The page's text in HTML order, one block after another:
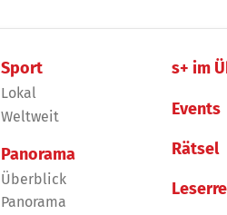
Sport
Lokal
Weltweit
Panorama
Überblick
Panorama
s+ im
Events
Rätsel